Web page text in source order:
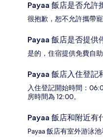
Payaa 飯店是否允許
很抱歉，恕不允許攜帶
Payaa 飯店是否提供
是的，住宿提供免費自助
Payaa 飯店入住登記
入住登記開始時間：
房時間為 12:00。
Payaa 飯店和附近有
Payaa 飯店有室外游泳池